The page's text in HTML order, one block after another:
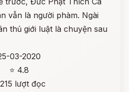
vẫn là người phàm. Ngài
thủ giới luật là chuyện sau
03-2020
⭐ 4.8
lượt đọc